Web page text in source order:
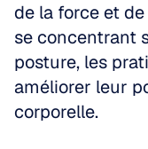
de la force et
se concentrant
posture, les
améliorer leur
corporelle.